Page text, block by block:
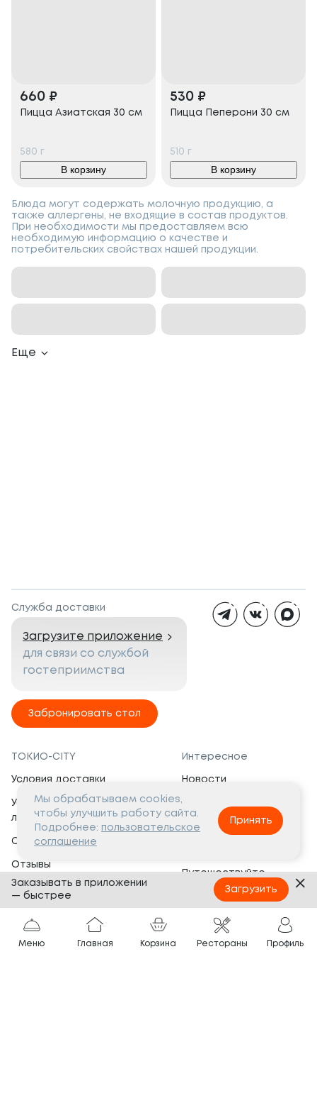
660 ₽
Пицца Азиатская 30 см
580 г
В корзину
530 ₽
Пицца Пеперони 30 см
510 г
В корзину
Блюда могут содержать молочную продукцию, а
также аллергены, не входящие в состав продуктов.
При необходимости мы предоставляем всю
необходимую информацию о качестве и
потребительских свойствах нашей продукции.
Еще
Служба доставки
Загрузите приложение
для связи со службой
гостеприимства
Забронировать стол
ТОКИО-CITY
Условия доставки
Условия программы
лояльности
Сертификаты
Отзывы
Банкеты
Вопросы и ответы
Интересное
Новости
Вакансии
Социальная жизнь
Путешествуйте
с ТОКИО-CITY
Партнёрам
Франшиза
Меню Главная Корзина Рестораны Профиль
Мы обрабатываем cookies,
чтобы улучшить работу сайта.
Подробнее: пользовательское
соглашение
Принять
Заказывать в приложении
— быстрее
Загрузить